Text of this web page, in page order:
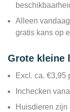
Alleen
gratis kans op
Grote kleine
Excl. ca. €3,95
Inchecken
Huisdieren zijn